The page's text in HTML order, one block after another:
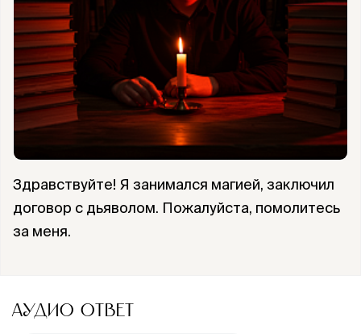
Здравствуйте! Я занимался магией, заключил
договор с дьяволом. Пожалуйста, помолитесь
за меня.
АУДИО ОТВЕТ